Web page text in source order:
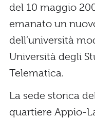
del 10 maggio
emanato un
dell’università
Università degli
Telematica.
La sede storica
quartiere Appio-